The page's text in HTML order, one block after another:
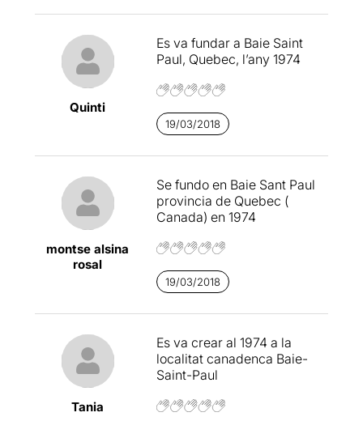
Quinti
Es va fundar a Baie Saint
Paul, Quebec, l’any 1974
19/03/2018
montse alsina
rosal
Se fundo en Baie Sant Paul
provincia de Quebec (
Canada) en 1974
19/03/2018
Tania
Es va crear al 1974 a la
localitat canadenca Baie-
Saint-Paul